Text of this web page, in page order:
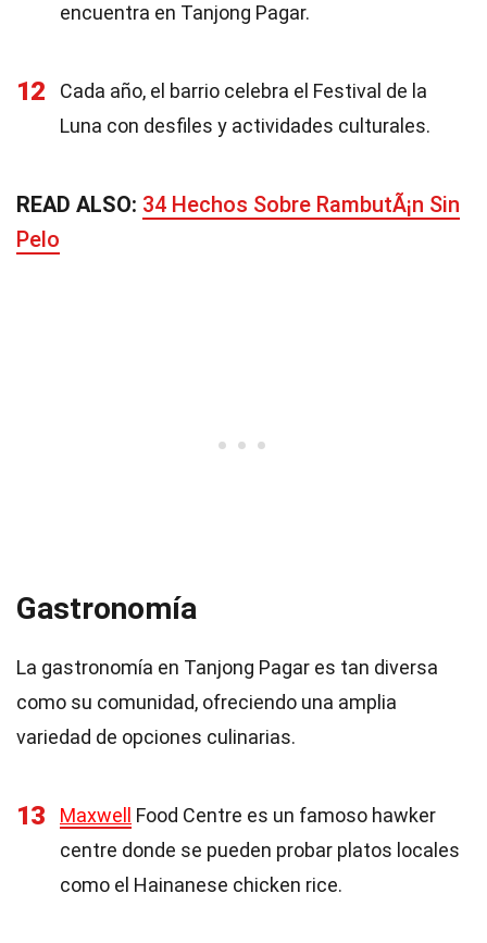
encuentra en Tanjong Pagar.
12
Cada año, el barrio celebra el Festival de la
Luna con desfiles y actividades culturales.
READ ALSO: 34 Hechos Sobre RambutÃ¡n Sin
Pelo
Gastronomía
La gastronomía en Tanjong Pagar es tan diversa
como su comunidad, ofreciendo una amplia
variedad de opciones culinarias.
13 Maxwell
Food Centre es un famoso hawker
centre donde se pueden probar platos locales
como el Hainanese chicken rice.